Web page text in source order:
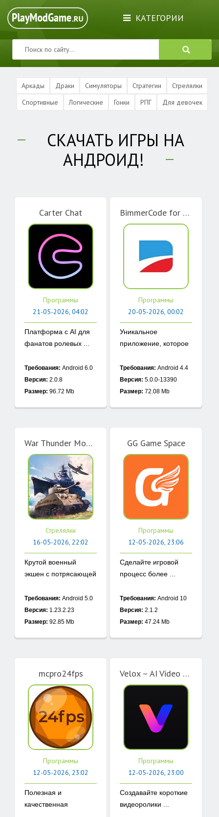
КАТЕГОРИИ
Аркады Драки Симуляторы Стратегии
Стрелялки
Спортивные
Логические Гонки РПГ Для девочек
СКАЧАТЬ ИГРЫ НА
АНДРОИД!
Carter Chat
Программы
21-05-2026, 04:02
Платформа с AI для
фанатов ролевых ...
Требования: Android 6.0
Версия: 2.0.8
Размер: 96.72 Mb
BimmerCode for BMW and MINI
Программы
20-05-2026, 00:02
Уникальное
приложение, которое
Требования: Android 4.4
Версия: 5.0.0-13390
Размер: 72.08 Mb
War Thunder Mobile
Стрелялки
16-05-2026, 22:02
Крутой военный
экшен с потрясающей
Требования: Android 5.0
Версия: 1.23.2.23
Размер: 92.85 Mb
GG Game Space
Программы
12-05-2026, 23:06
Сделайте игровой
процесс более ...
Требования: Android 10
Версия: 2.1.2
Размер: 47.24 Mb
mcpro24fps
Программы
12-05-2026, 23:02
Полезная и
качественная
Velox – AI Video Enhancer
Программы
12-05-2026, 23:00
Создавайте короткие
видеоролики ...